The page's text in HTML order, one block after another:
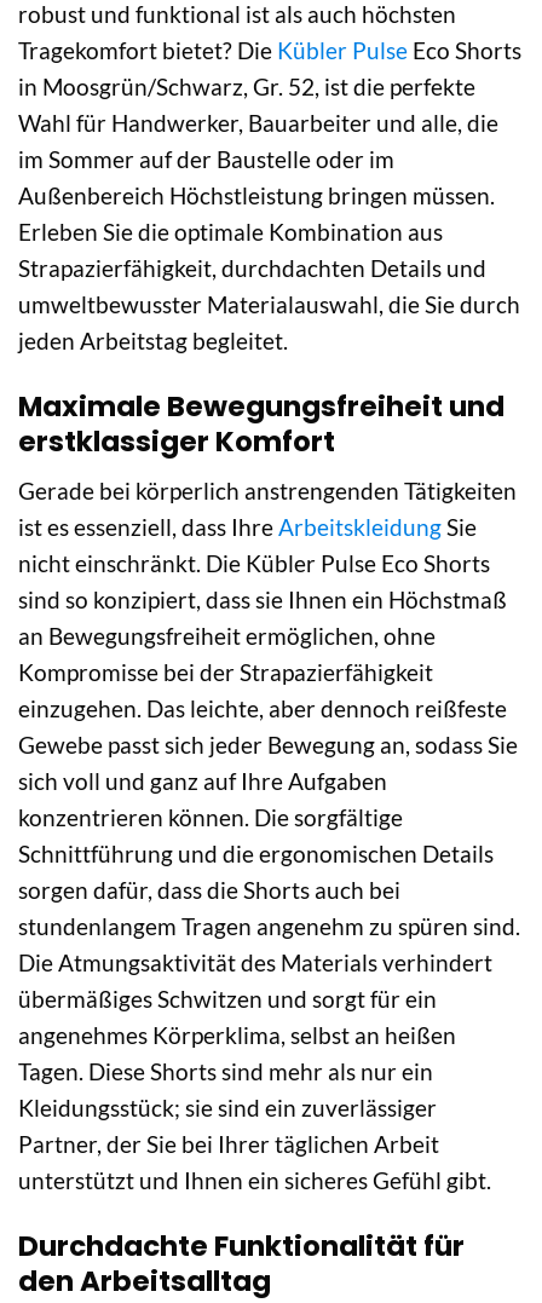
robust und funktional ist als auch höchsten
Tragekomfort bietet? Die Kübler Pulse Eco Shorts
in Moosgrün/Schwarz, Gr. 52, ist die perfekte
Wahl für Handwerker, Bauarbeiter und alle, die
im Sommer auf der Baustelle oder im
Außenbereich Höchstleistung bringen müssen.
Erleben Sie die optimale Kombination aus
Strapazierfähigkeit, durchdachten Details und
umweltbewusster Materialauswahl, die Sie durch
jeden Arbeitstag begleitet.
Maximale Bewegungsfreiheit und
erstklassiger Komfort
Gerade bei körperlich anstrengenden Tätigkeiten
ist es essenziell, dass IhreArbeitskleidungSie
nicht einschränkt. Die Kübler Pulse Eco Shorts
sind so konzipiert, dass sie Ihnen ein Höchstmaß
an Bewegungsfreiheit ermöglichen, ohne
Kompromisse bei der Strapazierfähigkeit
einzugehen. Das leichte, aber dennoch reißfeste
Gewebe passt sich jeder Bewegung an, sodass Sie
sich voll und ganz auf Ihre Aufgaben
konzentrieren können. Die sorgfältige
Schnittführung und die ergonomischen Details
sorgen dafür, dass die Shorts auch bei
stundenlangem Tragen angenehm zu spüren sind.
Die Atmungsaktivität des Materials verhindert
übermäßiges Schwitzen und sorgt für ein
angenehmes Körperklima, selbst an heißen
Tagen. Diese Shorts sind mehr als nur ein
Kleidungsstück; sie sind ein zuverlässiger
Partner, der Sie bei Ihrer täglichen Arbeit
unterstützt und Ihnen ein sicheres Gefühl gibt.
Durchdachte Funktionalität für
den Arbeitsalltag